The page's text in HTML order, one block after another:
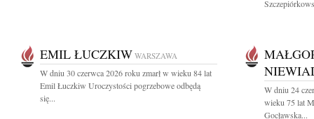
EMIL ŁUCZKIW WARSZAWA
W dniu 30 czerwca 2026 roku zmarł w wieku 84 lat
Emil Łuczkiw Uroczystości pogrzebowe odbędą
się...
W dniu 24
wieku 75 lat
Gocławska...